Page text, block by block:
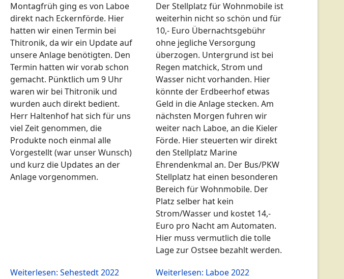
Montagfrüh ging es von Laboe
direkt nach Eckernförde. Hier
hatten wir einen Termin bei
Thitronik, da wir ein Update auf
unsere Anlage benötigten. Den
Termin hatten wir vorab schon
gemacht. Pünktlich um 9 Uhr
waren wir bei Thitronik und
wurden auch direkt bedient.
Herr Haltenhof hat sich für uns
viel Zeit genommen, die
Produkte noch einmal alle
Vorgestellt (war unser Wunsch)
und kurz die Updates an der
Anlage vorgenommen.
Weiterlesen: Sehestedt 2022
Der Stellplatz für Wohnmobile ist
weiterhin nicht so schön und für
10,- Euro Übernachtsgebühr
ohne jegliche Versorgung
überzogen. Untergrund ist bei
Regen matchick, Strom und
Wasser nicht vorhanden. Hier
könnte der Erdbeerhof etwas
Geld in die Anlage stecken. Am
nächsten Morgen fuhren wir
weiter nach Laboe, an die Kieler
Förde. Hier steuerten wir direkt
den Stellplatz Marine
Ehrendenkmal an. Der Bus/PKW
Stellplatz hat einen besonderen
Bereich für Wohnmobile. Der
Platz selber hat kein
Strom/Wasser und kostet 14,-
Euro pro Nacht am Automaten.
Hier muss vermutlich die tolle
Lage zur Ostsee bezahlt werden.
Weiterlesen: Laboe 2022